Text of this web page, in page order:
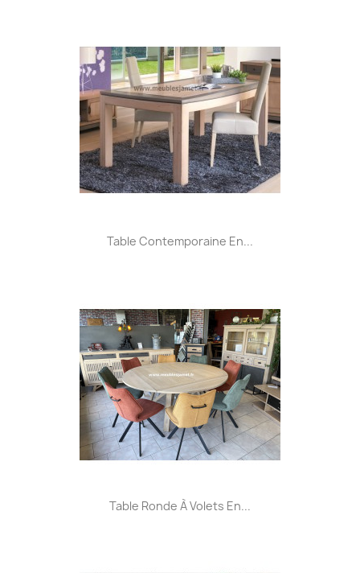
Table Contemporaine En...
Table Ronde À Volets En...